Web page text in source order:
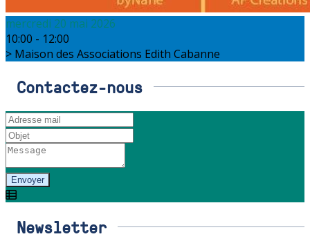
mercredi 20 mai 2026
10:00 - 12:00
Maison des Associations Edith Cabanne
Contactez-nous
Envoyer
Newsletter